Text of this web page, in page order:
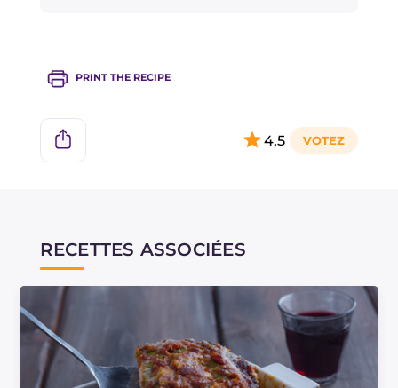
PRINT THE RECIPE
4,5
RECETTES ASSOCIÉES